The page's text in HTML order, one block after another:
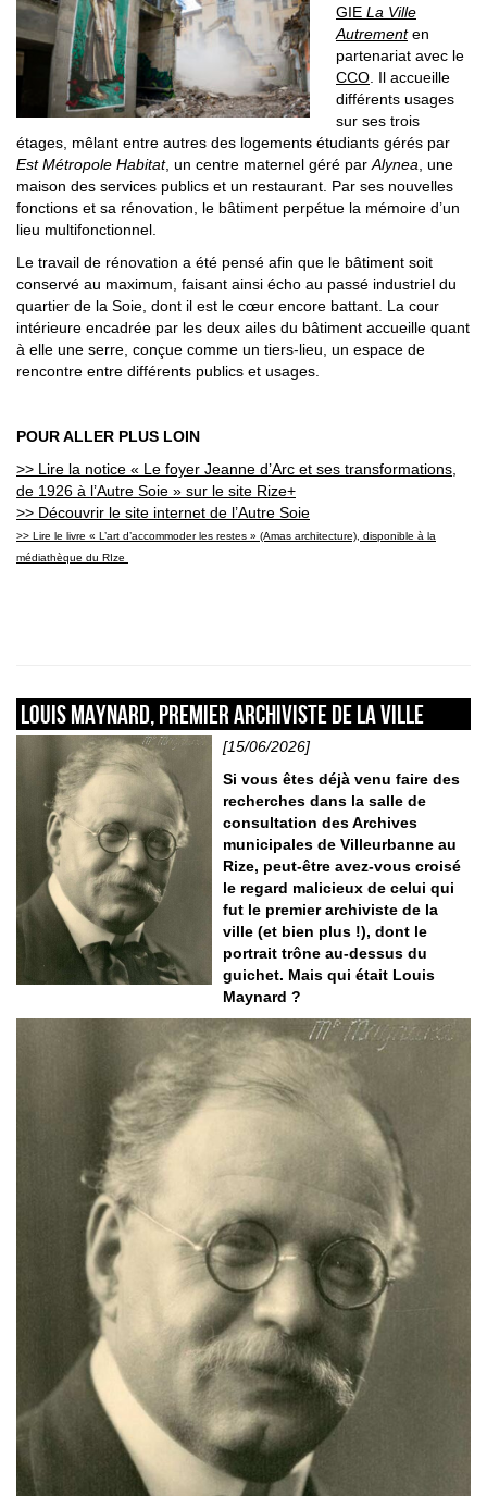
GIE La Ville
Autrementen
partenariat avec le
CCO . Il accueille
différents usages
sur ses trois
étages, mêlant entre autres des logements étudiants gérés par
Est Métropole Habitat, un centre maternel géré par Alynea , une
maison des services publics et un restaurant. Par ses nouvelles
fonctions et sa rénovation, le bâtiment perpétue la mémoire d’un
lieu multifonctionnel.
Le travail de rénovation a été pensé afin que le bâtiment soit
conservé au maximum, faisant ainsi écho au passé industriel du
quartier de la Soie, dont il est le cœur encore battant. La cour
intérieure encadrée par les deux ailes du bâtiment accueille quant
à elle une serre, conçue comme un tiers-lieu, un espace de
rencontre entre différents publics et usages.
POUR ALLER PLUS LOIN
>> Lire la notice « Le foyer Jeanne d’Arc et ses transformations,
de 1926 à l’Autre Soie » sur le site Rize+
>> Découvrir le site internet de l’Autre Soie
>> Lire le livre « L’art d’accommoder les restes » (Amas architecture), disponible à la
médiathèque du RIze
Louis Maynard, premier archiviste de la ville
[15/06/2026]
Si vous êtes déjà venu faire des
recherches dans la salle de
consultation des Archives
municipales de Villeurbanne au
Rize, peut-être avez-vous croisé
le regard malicieux de celui qui
fut le premier archiviste de la
ville (et bien plus !), dont le
portrait trône au-dessus du
guichet. Mais qui était Louis
Maynard ?